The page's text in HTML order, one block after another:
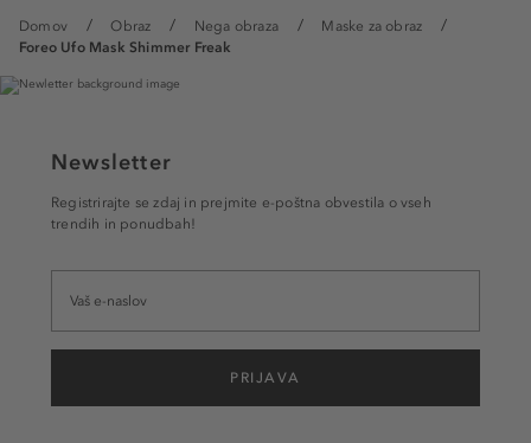
Domov Obraz Nega obraza
Maske za obraz
Foreo Ufo Mask Shimmer Freak
Newsletter
Registrirajte se zdaj in prejmite e-poštna obvestila o vseh
trendih in ponudbah!
PRIJAVA